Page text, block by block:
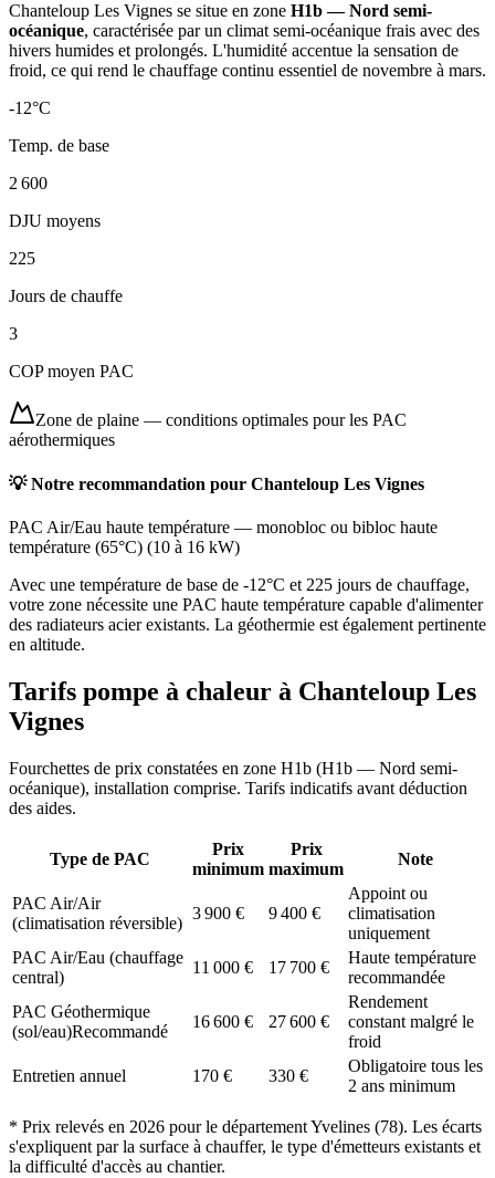
Chanteloup Les Vignes se situe en zone H1b — Nord semi-
océanique, caractérisée par un climat semi-océanique frais avec des
hivers humides et prolongés. L'humidité accentue la sensation de
froid, ce qui rend le chauffage continu essentiel de novembre à mars.
-12°C
Temp. de base
2 600
DJU moyens
225
Jours de chauffe
3
COP moyen PAC
Zone de plaine — conditions optimales pour les PAC
aérothermiques
💡 Notre recommandation pour Chanteloup Les Vignes
PAC Air/Eau haute température — monobloc ou bibloc haute
température (65°C) (10 à 16 kW)
Avec une température de base de -12°C et 225 jours de chauffage,
votre zone nécessite une PAC haute température capable d'alimenter
des radiateurs acier existants. La géothermie est également pertinente
en altitude.
Tarifs pompe à chaleur à Chanteloup Les
Vignes
Fourchettes de prix constatées en zone H1b (H1b — Nord semi-
océanique), installation comprise. Tarifs indicatifs avant déduction
des aides.
Type de PAC
Prix
minimum
Prix
maximum
Note
PAC Air/Air
(climatisation réversible)
3 900 € 9 400 €
Appoint ou
climatisation
uniquement
PAC Air/Eau (chauffage
central)
11 000 € 17 700 €
Haute température
recommandée
PAC Géothermique
(sol/eau)Recommandé
16 600 € 27 600 €
Rendement
constant malgré le
froid
Entretien annuel
170 € 330 €
Obligatoire tous les
2 ans minimum
* Prix relevés en 2026 pour le départementYvelines (78). Les écarts
s'expliquent par la surface à chauffer, le type d'émetteurs existants et
la difficulté d'accès au chantier.